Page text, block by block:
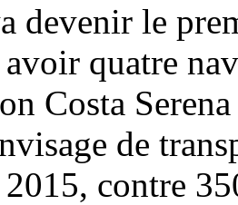
devenir le
quatre
Costa
de
contre